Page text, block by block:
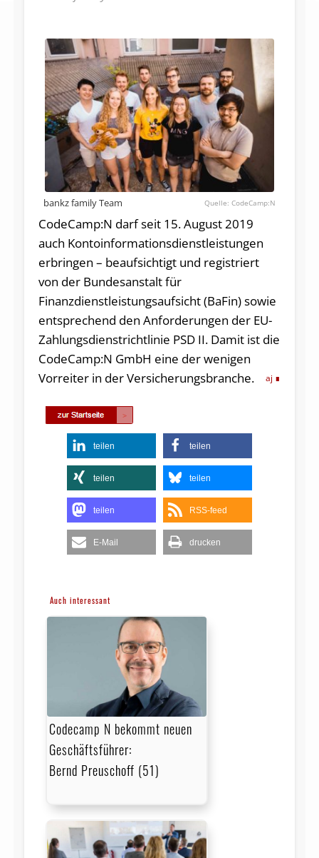
bankz family Team CodeCamp:N
CodeCamp:N darf seit 15. August 2019
auch Kontoinformationsdienstleistungen
erbringen – beaufsichtigt und registriert
von der Bundesanstalt für
Finanzdienstleistungsaufsicht (BaFin) sowie
entsprechend den Anforderungen der EU-
Zahlungsdienstrichtlinie PSD II. Damit ist die
CodeCamp:N GmbH eine der wenigen
Vorreiter in der Versicherungsbranche.
aj
teilen teilen
teilen teilen
teilen RSS-feed
E-Mail drucken
Auch interessant
Codecamp N bekommt neuen
Geschäftsführer:
Bernd Preuschoff (51)